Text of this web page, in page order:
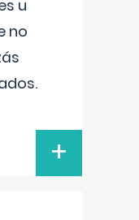
u
no
+